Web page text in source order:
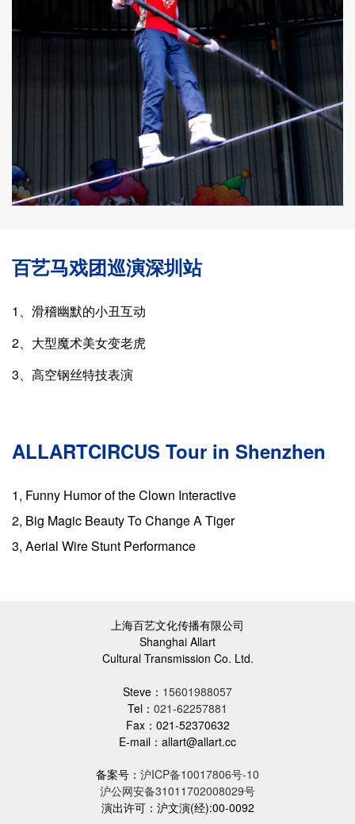
百艺马戏团巡演深圳站
1、滑稽幽默的小丑互动
2、大型魔术美女变老虎
3、高空钢丝特技表演
ALLARTCIRCUS Tour in Shenzhen
1, Funny Humor of the Clown Interactive
2, Big Magic Beauty To Change A Tiger
3, Aerial Wire Stunt Performance
上海百艺文化传播有限公司
Shanghai Allart
Cultural Transmission Co. Ltd.
Steve： 15601988057
Tel： 021-62257881
Fax：021-52370632
E-mail：allart@allart.cc
备案号： 沪ICP备10017806号-10
沪公网安备31011702008029号
演出许可：沪文演(经):00-0092